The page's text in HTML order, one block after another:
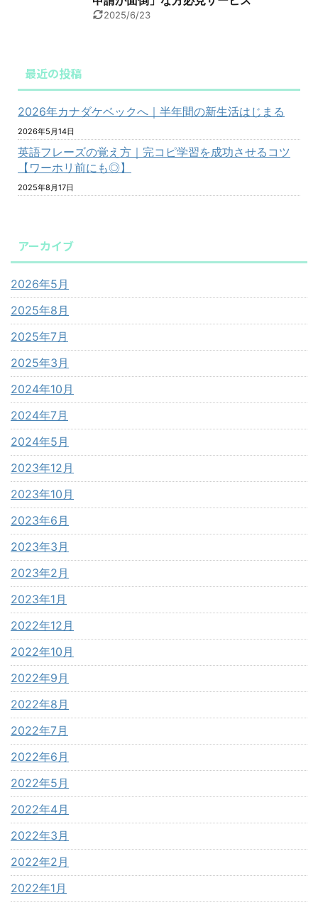
2025/6/23
最近の投稿
2026年カナダケベックへ｜半年間の新生活はじまる
2026年5月14日
英語フレーズの覚え方｜完コピ学習を成功させるコツ
【ワーホリ前にも◎】
2025年8月17日
アーカイブ
2026年5月
2025年8月
2025年7月
2025年3月
2024年10月
2024年7月
2024年5月
2023年12月
2023年10月
2023年6月
2023年3月
2023年2月
2023年1月
2022年12月
2022年10月
2022年9月
2022年8月
2022年7月
2022年6月
2022年5月
2022年4月
2022年3月
2022年2月
2022年1月